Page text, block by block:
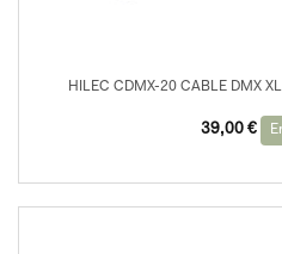
HILEC CDMX-20 CABLE DMX
39,00 €